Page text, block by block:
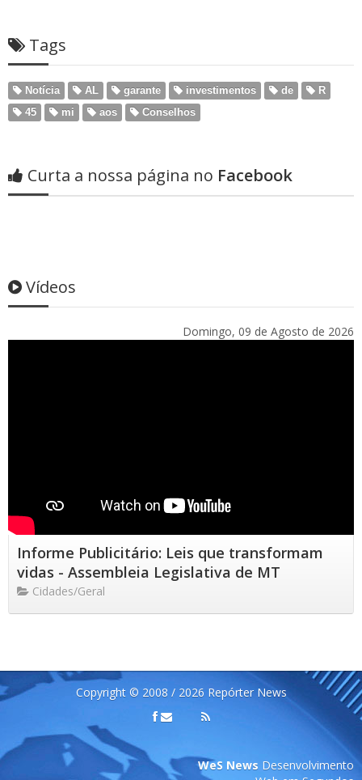
Tags
Notícia AL garante investimentos de
R
45
mi aos Conselhos
Curta a nossa página no Facebook
Vídeos
Domingo, 09 de Agosto de 2026
Informe Publicitário: Leis que transformam
vidas - Assembleia Legislativa de MT
Cidades/Geral
Copyright © 2008 / 2026 Repórter News
WeS News Desenvolvimento